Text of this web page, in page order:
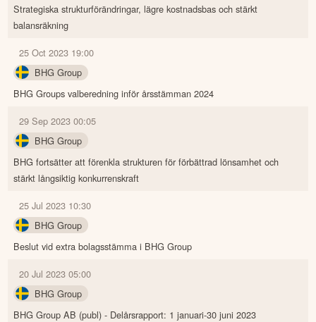
Strategiska strukturförändringar, lägre kostnadsbas och stärkt
balansräkning
25 Oct 2023 19:00
BHG Group
BHG Groups valberedning inför årsstämman 2024
29 Sep 2023 00:05
BHG Group
BHG fortsätter att förenkla strukturen för förbättrad lönsamhet och
stärkt långsiktig konkurrenskraft
25 Jul 2023 10:30
BHG Group
Beslut vid extra bolagsstämma i BHG Group
20 Jul 2023 05:00
BHG Group
BHG Group AB (publ) - Delårsrapport: 1 januari-30 juni 2023